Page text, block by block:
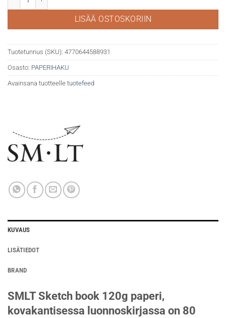
LISÄÄ OSTOSKORIIN
Tuotetunnus (SKU): 4770644588931
Osasto: PAPERIHAKU
Avainsana tuotteelle tuotefeed
KUVAUS
LISÄTIEDOT
BRAND
SMLT Sketch book 120g paperi,
kovakantisessa luonnoskirjassa on 80